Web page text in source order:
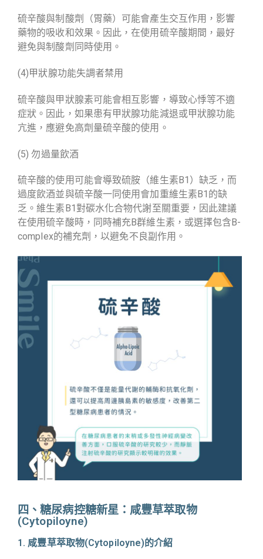
硫辛酸與制酸劑（胃藥）可能會產生交互作用，影響
藥物的吸收和效果。因此，在使用硫辛酸期間，最好
避免與制酸劑同時使用。
(4)甲狀腺功能失調者禁用
硫辛酸與甲狀腺素可能會相互影響，導致心悸等不適
症狀。因此，如果患有甲狀腺功能減退或甲狀腺功能
亢進，應避免高劑量硫辛酸的使用。
(5) 勿過量飲酒
硫辛酸的使用可能會導致硫胺（維生素B1）缺乏，而
過度飲酒並與硫辛酸一同使用會加重維生素B1的缺
乏。維生素B1對碳水化合物代謝至關重要，因此建議
在使用硫辛酸時，同時補充B群維生素，或選擇包含B-
complex的補充劑，以避免不良副作用。
四、糖尿病控糖新星：咸豐草萃取物
(Cytopiloyne)
1. 咸豐草萃取物(Cytopiloyne)的介紹